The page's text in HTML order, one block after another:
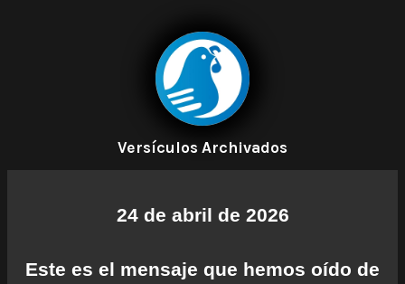
Versículos Archivados
24 de abril de 2026
Este es el mensaje que hemos oído de